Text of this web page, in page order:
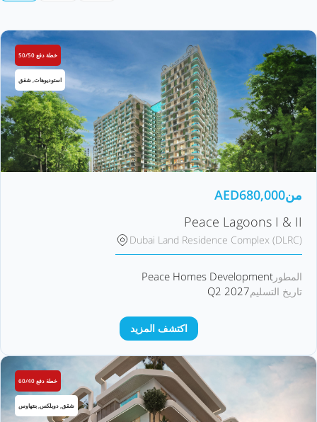
خطة دفع 50/50
استوديوهات, شقق
من AED680,000
Peace Lagoons I & II
Dubai Land Residence Complex (DLRC)
المطور Peace Homes Development
تاريخ التسليمQ2 2027
اكتشف المزيد
خطة دفع 60/40
شقق, دوبلكس, بنتهاوس